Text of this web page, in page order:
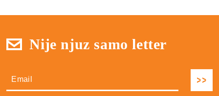
Nije njuz samo letter